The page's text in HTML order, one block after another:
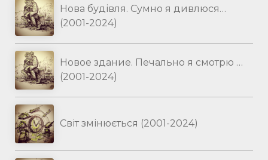
Нова будівля. Сумно я дивлюся…
(2001-2024)
Новое здание. Печально я смотрю …
(2001-2024)
Світ змінюється (2001-2024)